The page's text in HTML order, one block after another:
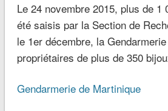
Le 24 novembre 2015, plus de 1
été saisis par la Section de
le 1er décembre, la
propriétaires de plus de 350
Gendarmerie de Martinique